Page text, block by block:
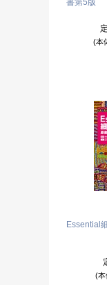
(本
Essential
(本